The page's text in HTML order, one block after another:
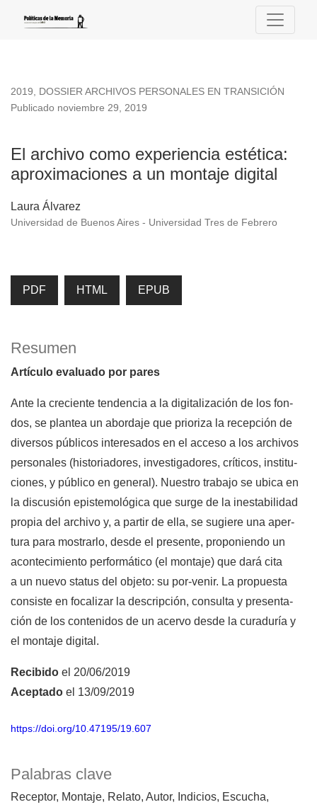
El archivo como experiencia estética: aproximaciones a un
2019, DOSSIER ARCHIVOS PERSONALES EN TRANSICIÓN
El archivo como experiencia estética:
aproximaciones a un montaje digital
Publicado noviembre 29, 2019
Laura Álvarez
Universidad de Buenos Aires - Universidad Tres de Febrero
PDF HTML EPUB
Palabras clave
Receptor Montaje Relato Autor Indicios Escucha
Resumen
Artículo evaluado por pares
Ante la creciente tendencia a la digitalización de los fon-
dos, se plantea un abordaje que prioriza la recepción de
diversos públicos interesados en el acceso a los archivos
personales (historiadores, investigadores, críticos, institu-
ciones, y público en general). Nuestro trabajo se ubica en
la discusión epistemológica que surge de la inestabilidad
propia del archivo y, a partir de ella, se sugiere una aper-
tura para mostrarlo, desde el presente, proponiendo un
acontecimiento performático (el montaje) que dará cita
a un nuevo status del objeto: su por-venir. La propuesta
consiste en focalizar la descripción, consulta y presenta-
ción de los contenidos de un acervo desde la curaduría y
el montaje digital.
Recibido el 20/06/2019
Aceptado el 13/09/2019
https://doi.org/10.47195/19.607